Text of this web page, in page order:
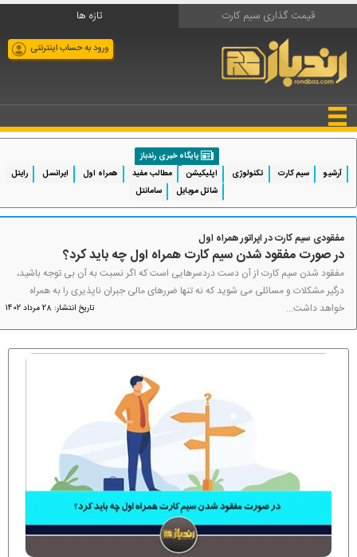
قیمت گذاری سیم کارت تازه ها
ورود به حساب اینترنتی
پایگاه خبری رندباز
آرشیو
سیم کارت تکنولوژی اپلیکیشن مطالب مفید همراه اول ایرانسل
رایتل
شاتل موبایل
سامانتل
مفقودی سیم کارت در اپراتور همراه اول
در صورت مفقود شدن سیم کارت همراه اول چه باید کرد؟
مفقود شدن سیم کارت از آن دست دردسرهایی است که اگر نسبت به آن بی توجه باشید،
درگیر مشکلات و مسائلی می شوید که نه تنها ضررهای مالی جبران ناپذیری را به همراه
خواهد داشت...
تاریخ انتشار: 28 مرداد 1402